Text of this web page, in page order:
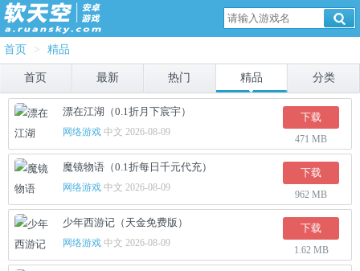
首页 > 精品
首页 最新 热门 精品 分类
漂在江湖（0.1折月下宸宇）
网络游戏 中文 2026-08-09
下载
471 MB
魔镜物语（0.1折每日千元代充）
网络游戏 中文 2026-08-09
下载
962 MB
少年西游记（天金免费版）
网络游戏 中文 2026-08-09
下载
1.62 MB